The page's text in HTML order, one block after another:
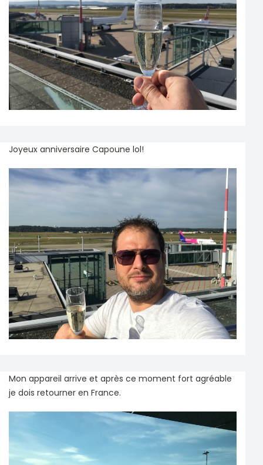
Joyeux anniversaire Capoune lol!
Mon appareil arrive et après ce moment fort agréable
je dois retourner en France.